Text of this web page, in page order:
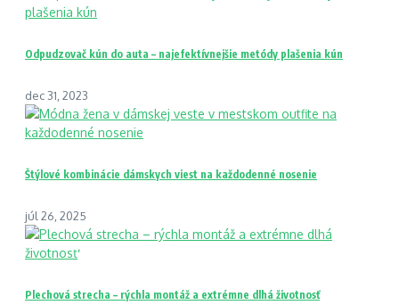
Odpudzovač kún do auta – najefektívnejšie metódy plašenia kún
dec 31, 2023
Štýlové kombinácie dámskych viest na každodenné nosenie
júl 26, 2025
Plechová strecha – rýchla montáž a extrémne dlhá životnosť